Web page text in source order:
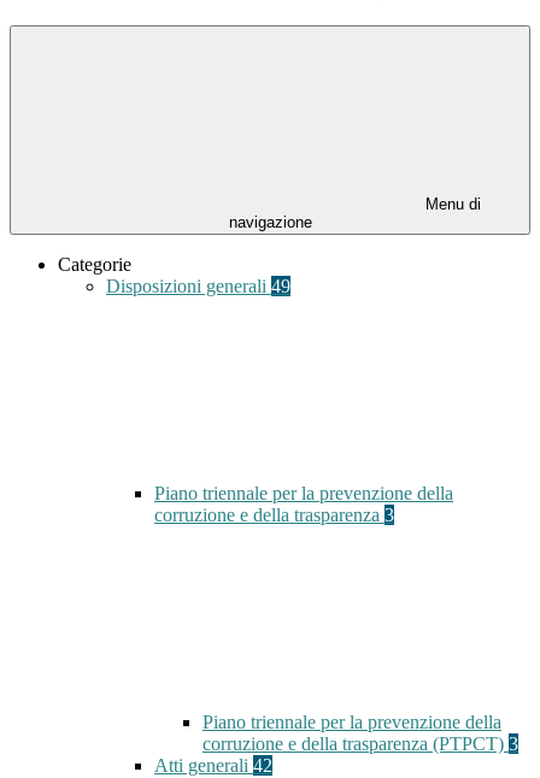
Menu di
navigazione
Categorie
Disposizioni generali 49
Piano triennale per la prevenzione della
corruzione e della trasparenza 3
Piano triennale per la prevenzione della
corruzione e della trasparenza (PTPCT) 3
Atti generali 42